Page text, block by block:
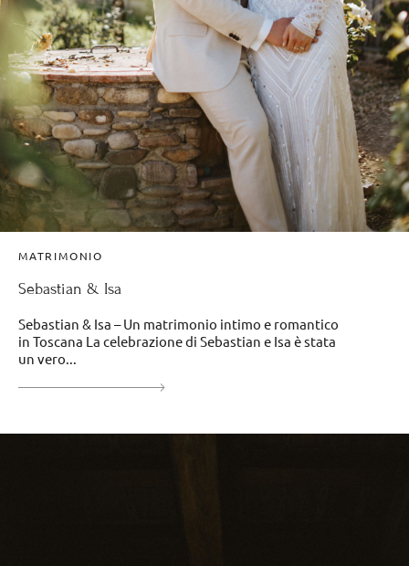
MATRIMONIO
Sebastian & Isa
Sebastian & Isa – Un matrimonio intimo e romantico
in Toscana La celebrazione di Sebastian e Isa è stata
un vero...